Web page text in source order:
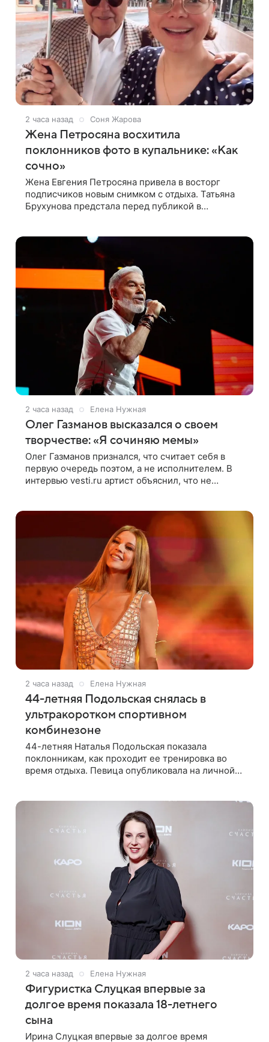
2 часа назад Соня Жарова
Жена Петросяна восхитила
поклонников фото в купальнике: «Как
сочно»
Жена Евгения Петросяна привела в восторг
подписчиков новым снимком с отдыха. Татьяна
Брухунова предстала перед публикой в
2 часа назад Елена Нужная
Олег Газманов высказался о своем
творчестве: «Я сочиняю мемы»
Олег Газманов признался, что считает себя в
первую очередь поэтом, а не исполнителем. В
интервью vesti.ru артист объяснил, что не
2 часа назад Елена Нужная
44-летняя Подольская снялась в
ультракоротком спортивном
комбинезоне
44-летняя Наталья Подольская показала
поклонникам, как проходит ее тренировка во
время отдыха. Певица опубликовала на личной
2 часа назад Елена Нужная
Фигуристка Слуцкая впервые за
долгое время показала 18-летнего
сына
Ирина Слуцкая впервые за долгое время